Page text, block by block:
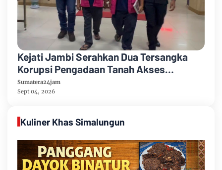
Kejati Jambi Serahkan Dua Tersangka
Korupsi Pengadaan Tanah Akses
Pelabuhan Ujung Jabung Ke Penuntut
Umum
Sumatera24jam
Sept 04, 2026
Kuliner Khas Simalungun